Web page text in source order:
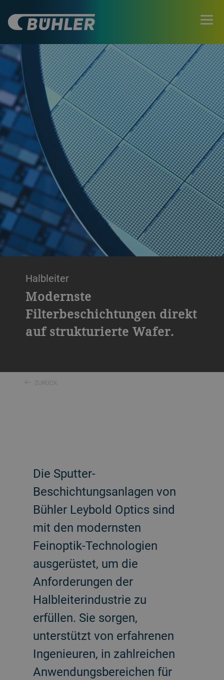
Halbleiter
Modernste
Filterbeschichtungen direkt
auf strukturierte Wafer.
ZURÜCK
Die Sputter-
Beschichtungsanlagen von
Bühler Leybold Optics sind
mit den modernsten
Feinoptik-Technologien
ausgerüstet, um die
Anforderungen der
Halbleiterindustrie zu
erfüllen. Sie sorgen,
unterstützt von erfahrenen
Ingenieuren, in zahlreichen
Anwendungsbereichen für